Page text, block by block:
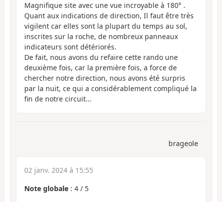
Magnifique site avec une vue incroyable à 180° .
Quant aux indications de direction, Il faut être très
vigilent car elles sont la plupart du temps au sol,
inscrites sur la roche, de nombreux panneaux
indicateurs sont détériorés.
De fait, nous avons du refaire cette rando une
deuxième fois, car la première fois, a force de
chercher notre direction, nous avons été surpris
par la nuit, ce qui a considérablement compliqué la
fin de notre circuit...
brageole
02 janv. 2024 à 15:55
Note globale : 4 / 5